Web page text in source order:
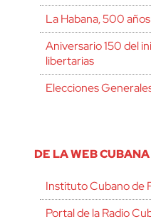
La Habana, 500 años
Aniversario 150 del
libertarias
Elecciones
DE LA WEB CUBANA
Instituto Cubano de
Portal de la Radio